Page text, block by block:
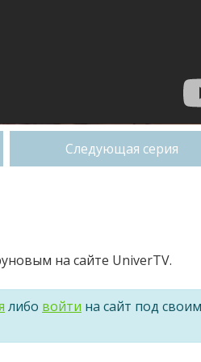
Следующая серия
на сайте UniverTV.
либо войти на сайт под своим